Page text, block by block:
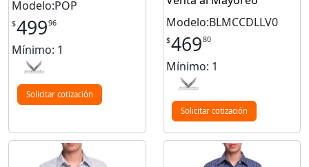
Modelo:POP
$49996
Mínimo: 1
Solicitar cotización
Modelo:BLMCCDLLV0
$46980
Mínimo: 1
Solicitar cotización